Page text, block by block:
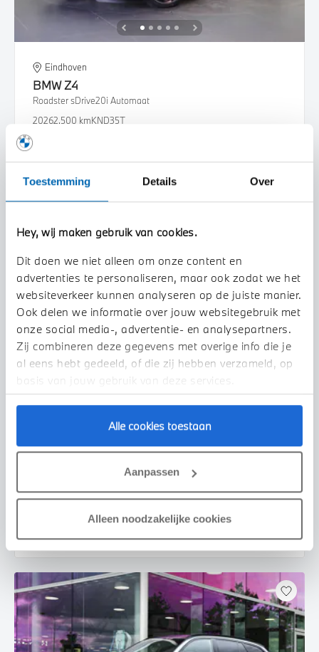
Toestemming Details Over
Hey, wij maken gebruik van cookies.
Dit doen we niet alleen om onze content en
advertenties te personaliseren, maar ook zodat we het
websiteverkeer kunnen analyseren op de juiste manier.
Ook delen we informatie over jouw websitegebruik met
onze social media-, advertentie- en analysepartners.
Zij combineren deze gegevens met overige info die je
al eens hebt gedeeld, of die zij hebben verzameld, op
basis van jouw gebruik van deze services.
Alle cookies toestaan
Aanpassen
Alleen noodzakelijke cookies
Eindhoven
BMWZ4
Roadster sDrive20i Automaat
20262.500 kmKND35T
Bekijk details
BMW3 Serie
€ 633p/m
Bekijk details